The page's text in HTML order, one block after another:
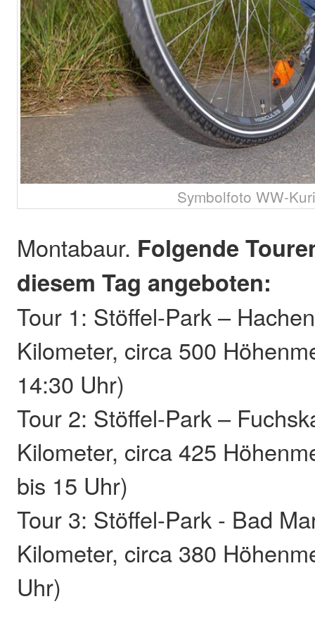
Symbolfoto WW-
Montabaur. Folgende
diesem Tag angeboten:
Tour 1: Stöffel-Park –
Kilometer, circa 500
14:30 Uhr)
Tour 2: Stöffel-Park –
Kilometer, circa 425
bis 15 Uhr)
Tour 3: Stöffel-Park - Bad
Kilometer, circa 380
Uhr)